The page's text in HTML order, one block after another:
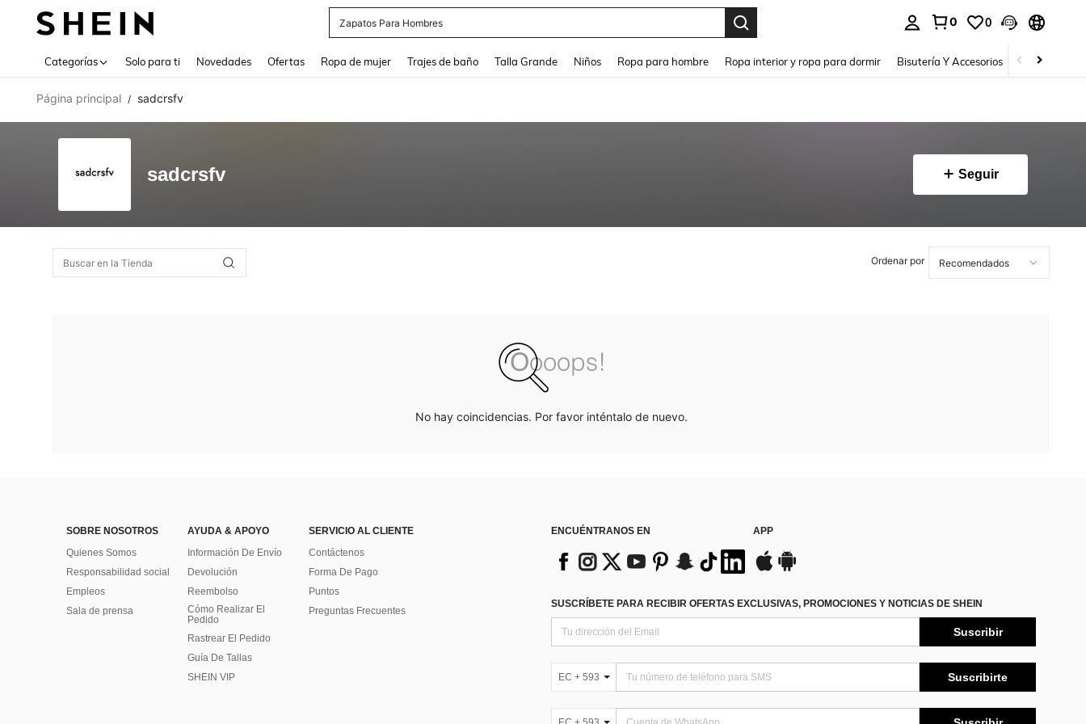
Zapatos Para Hombres
0 0
Categorías Solo para ti Novedades Ofertas Ropa de mujer Trajes de baño Talla Grande Niños Ropa para hombre Ropa interior y ropa para dormir Bisutería Y Accesorios Zapatos
Página principal / sadcrsfv
sadcrsfv Seguir
Ordenar por
No hay coincidencias. Por favor inténtalo de nuevo.
SOBRE NOSOTROS
Quienes Somos
Responsabilidad social
Empleos
Sala de prensa
AYUDA & APOYO
Información De Envío
Devolución
Reembolso
Cómo Realizar El
Pedido
Rastrear El Pedido
Guía De Tallas
SHEIN VIP
SERVICIO AL CLIENTE
Contáctenos
Forma De Pago
Puntos
Preguntas Frecuentes
ENCUÉNTRANOS EN APP
SUSCRÍBETE PARA RECIBIR OFERTAS EXCLUSIVAS, PROMOCIONES Y NOTICIAS DE SHEIN
Suscribir
EC + 593 Suscribirte